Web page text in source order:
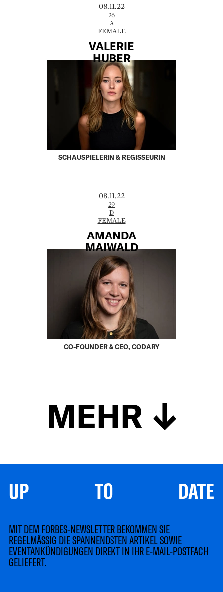
08.11.22
26
A
FEMALE
VALERIE
HUBER
SCHAUSPIELERIN & REGISSEURIN
08.11.22
29
D
FEMALE
AMANDA
MAIWALD
CO-FOUNDER & CEO, CODARY
MEHR
UP TO DATE
MIT DEM FORBES-NEWSLETTER BEKOMMEN SIE
REGELMÄSSIG DIE SPANNENDSTEN ARTIKEL SOWIE
EVENTANKÜNDIGUNGEN DIREKT IN IHR E-MAIL-POSTFACH
GELIEFERT.